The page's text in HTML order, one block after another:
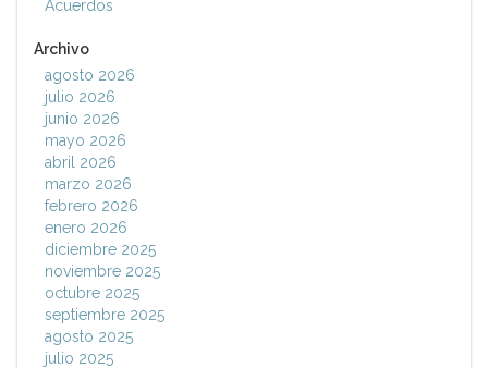
Acuerdos
Archivo
agosto 2026
julio 2026
junio 2026
mayo 2026
abril 2026
marzo 2026
febrero 2026
enero 2026
diciembre 2025
noviembre 2025
octubre 2025
septiembre 2025
agosto 2025
julio 2025